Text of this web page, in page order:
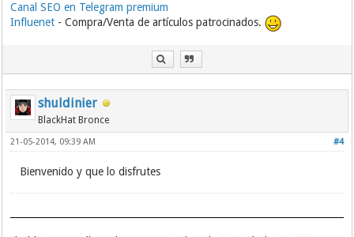
Canal SEO en Telegram premium
Influenet - Compra/Venta de artículos patrocinados.
shuldinier
BlackHat Bronce
#4
21-05-2014, 09:39 AM
Bienvenido y que lo disfrutes